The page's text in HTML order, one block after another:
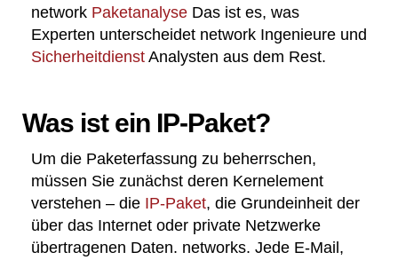
network Paketanalyse Das ist es, was
Experten unterscheidet network Ingenieure und
Sicherheitdienst Analysten aus dem Rest.
Was ist ein IP-Paket?
Um die Paketerfassung zu beherrschen,
müssen Sie zunächst deren Kernelement
verstehen – die IP-Paket, die Grundeinheit der
über das Internet oder private Netzwerke
übertragenen Daten. networks. Jede E-Mail,